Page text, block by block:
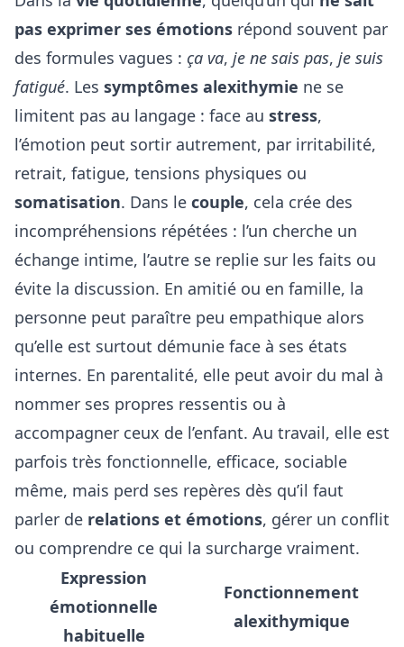
pas exprimer ses émotions répond souvent par
des formules vagues : ça va, je ne sais pas, je suis
fatigué. Les symptômes alexithymie ne se
limitent pas au langage : face au stress,
l’émotion peut sortir autrement, par irritabilité,
retrait, fatigue, tensions physiques ou
somatisation. Dans le couple, cela crée des
incompréhensions répétées : l’un cherche un
échange intime, l’autre se replie sur les faits ou
évite la discussion. En amitié ou en famille, la
personne peut paraître peu empathique alors
qu’elle est surtout démunie face à ses états
internes. En parentalité, elle peut avoir du mal à
nommer ses propres ressentis ou à
accompagner ceux de l’enfant. Au travail, elle est
parfois très fonctionnelle, efficace, sociable
même, mais perd ses repères dès qu’il faut
parler de relations et émotions, gérer un conflit
ou comprendre ce qui la surcharge vraiment.
Expression
émotionnelle
habituelle
Fonctionnement
alexithymique